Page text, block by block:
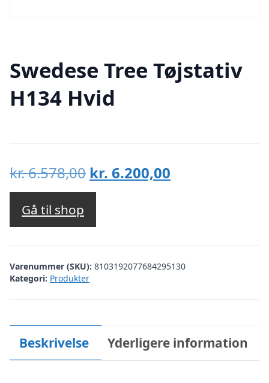
Swedese Tree Tøjstativ
H134 Hvid
kr.6.578,00 Den
oprindelige
var:
kr. 6.578,00.
kr. 6.200,00
kr. 6.200,00.
Gå til shop
Varenummer (SKU): 8103192077684295130
Kategori: Produkter
Beskrivelse Yderligere information